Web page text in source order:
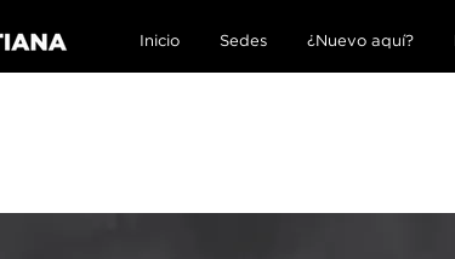
Inicio Sedes ¿Nuevo aquí?